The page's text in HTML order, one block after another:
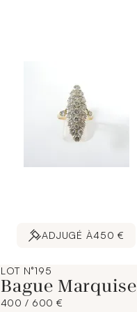
ADJUGÉ À450 €
LOT N°195
Bague Marquise
400 / 600 €